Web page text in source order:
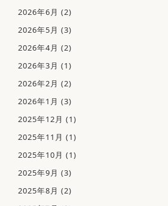
2026年6月 (2)
2026年5月 (3)
2026年4月 (2)
2026年3月 (1)
2026年2月 (2)
2026年1月 (3)
2025年12月 (1)
2025年11月 (1)
2025年10月 (1)
2025年9月 (3)
2025年8月 (2)